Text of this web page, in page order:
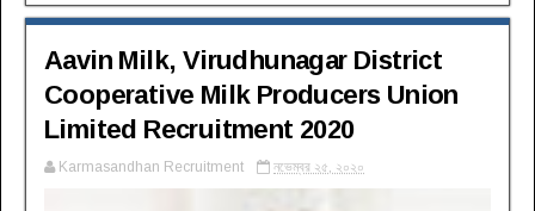
Aavin Milk, Virudhunagar District
Cooperative Milk Producers Union
Limited Recruitment 2020
Karmasandhan Recruitment নভেম্বর ২৫, ২০২০